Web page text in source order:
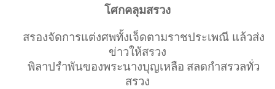
โศกคลุมสรวง
สรองจัดการแต่งศพทั้งเจ็ดตามราชประเพณี แล้วส่ง
ข่าวให้สรวง
พิลาปรำพันของพระนางบุญเหลือ สลดกำสรวลทั่ว
สรวง